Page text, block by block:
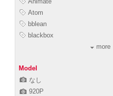
Atom
bblean
blackbox
more
Model
なし
920P